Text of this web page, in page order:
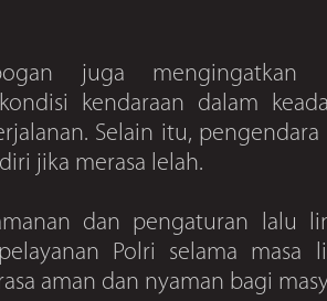
juga mengingatkan
kendaraan dalam
Selain itu,
jika merasa lelah.
dan pengaturan lalu
Polri selama masa
aman dan nyaman bagi